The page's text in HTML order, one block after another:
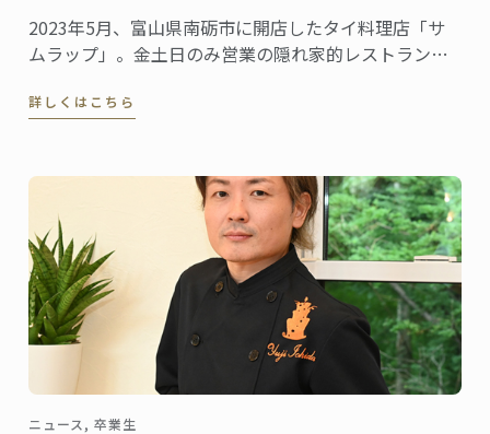
2023年5月、富山県南砺市に開店したタイ料理店「サ
ムラップ」。金土日のみ営業の隠れ家的レストランに
既に評判、地元客はもちろん、遠くから足を延ばす人
詳しくはこちら
ニュース, 卒業生